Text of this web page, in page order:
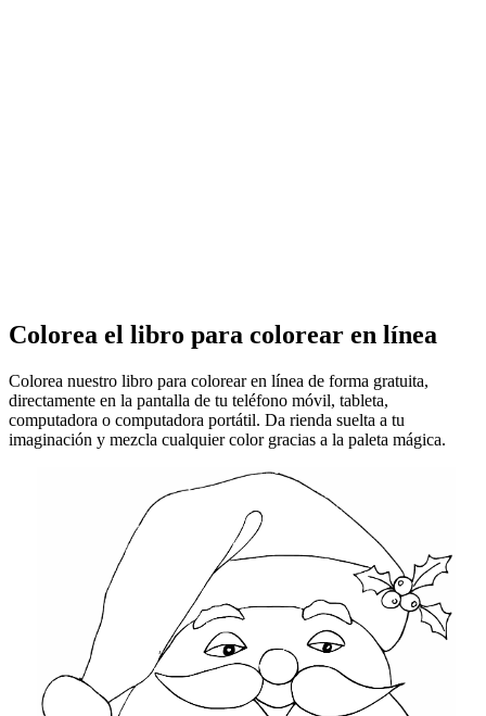
Colorea el libro para colorear en línea
Colorea nuestro libro para colorear en línea de forma gratuita,
directamente en la pantalla de tu teléfono móvil, tableta,
computadora o computadora portátil. Da rienda suelta a tu
imaginación y mezcla cualquier color gracias a la paleta mágica.